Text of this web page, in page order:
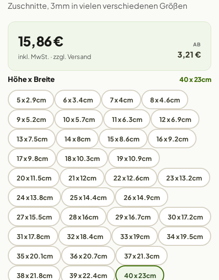
Zuschnitte, 3mm in vielen verschiedenen Größen
15,86 €
inkl. MwSt. · zzgl. Versand
AB
3,21 €
Höhe x Breite 40 x 23cm
5 x 2.9cm 6 x 3.4cm 7 x 4cm 8 x 4.6cm
9 x 5.2cm 10 x 5.7cm 11 x 6.3cm 12 x 6.9cm
13 x 7.5cm 14 x 8cm 15 x 8.6cm 16 x 9.2cm
17 x 9.8cm 18 x 10.3cm 19 x 10.9cm
20 x 11.5cm 21 x 12cm 22 x 12.6cm 23 x 13.2cm
24 x 13.8cm 25 x 14.4cm 26 x 14.9cm
27 x 15.5cm 28 x 16cm 29 x 16.7cm 30 x 17.2cm
31 x 17.8cm 32 x 18.4cm 33 x 19cm 34 x 19.5cm
35 x 20.1cm 36 x 20.7cm 37 x 21.3cm
38 x 21.8cm 39 x 22.4cm 40 x 23cm